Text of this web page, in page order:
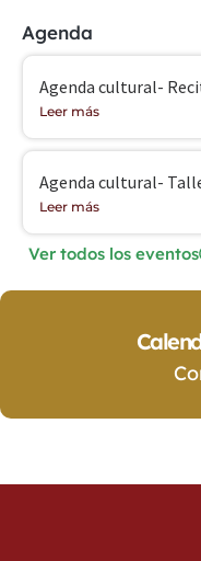
Agenda
Agenda cultural-
Leer más
Agenda cultural-
Leer más
Ver todos los eventos